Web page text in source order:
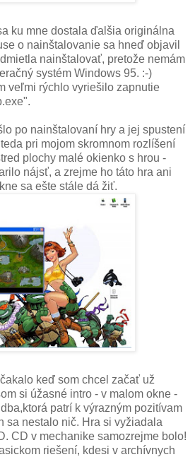
ku mne dostala ďalšia originálna
o nainštalovanie sa hneď objavil
nainštalovať, pretože nemám
systém Windows 95. :-)
veľmi rýchlo vyriešilo zapnutie
po nainštalovaní hry a jej spustení
pri mojom skromnom rozlíšení
plochy malé okienko s hrou -
nájsť, a zrejme ho táto hra ani
sa ešte stále dá žiť.
keď som chcel začať už
si úžasné intro - v malom okne -
patrí k výrazným pozitívam
sa nestalo nič. Hra si vyžiadala
CD v mechanike samozrejme bolo!
riešení, kdesi v archívnych